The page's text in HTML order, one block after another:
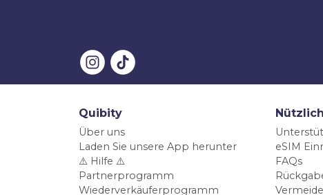
Quibity
Über uns
Laden Sie unsere App herunter
⚠️ Hilfe ⚠️
Partnerprogramm
Wiederverkäuferprogramm
eSIM
FAQs